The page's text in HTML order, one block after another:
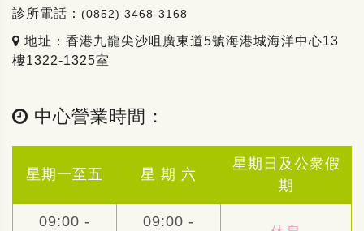
診所電話： (0852) 3468-3168
地址：香港九龍尖沙咀廣東道5號海港城海洋中心13
樓1322-1325室
中心營業時間：
星期一至五 星 期 六
星期日及公衆假
期
09:00 - 09:00 -